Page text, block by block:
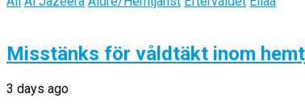
Misstänks för våldtäkt inom
3 days ago